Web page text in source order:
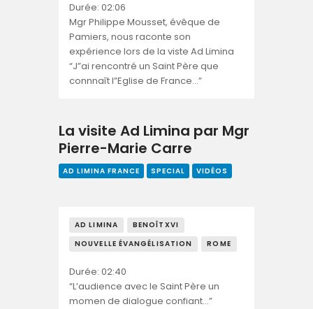
Durée: 02:06
Mgr Philippe Mousset, évêque de
Pamiers, nous raconte son
expérience lors de la viste Ad Limina
“J”ai rencontré un Saint Père que
connnaît l”Eglise de France…”
La visite Ad Limina par Mgr
Pierre-Marie Carre
AD LIMINA FRANCE SPECIAL VIDÉOS
AD LIMINA
BENOÎTXVI
NOUVELLE ÉVANGÉLISATION
ROME
Durée: 02:40
“L’audience avec le Saint Père un
momen de dialogue confiant…”